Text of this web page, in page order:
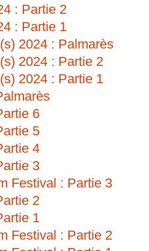
: Partie 2
: Partie 1
2024 : Palmarès
2024 : Partie 2
2024 : Partie 1
6
5
4
3
Festival : Partie 3
2
1
Festival : Partie 2